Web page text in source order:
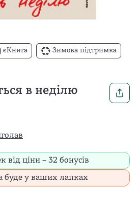
єКнига Зимова підтримка
в неділю
від ціни – 32 бонусів
буде у ваших лапках